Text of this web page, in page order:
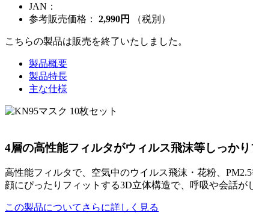
JAN：
参考販売価格：
2,990円 （税別）
こちらの製品は販売を終了いたしました。
製品概要
製品特長
主な仕様
4層の高性能フィルタがウィルス飛沫等しっかり
高性能フィルタで、空気中のウイルス飛沫・花粉、
顔にぴったりフィットする3D立体構造で、呼吸や会話が
この製品についてさらに詳しく見る